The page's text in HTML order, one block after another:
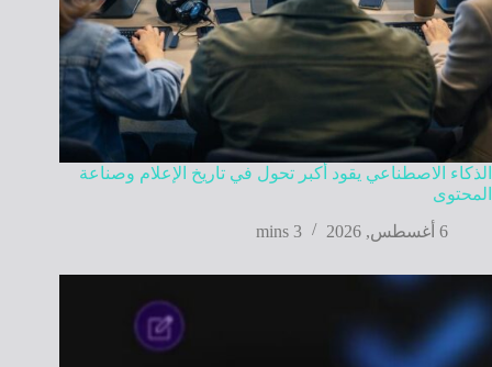
الذكاء الاصطناعي يقود أكبر تحول في تاريخ الإعلام وصناعة
المحتوى
6 أغسطس, 2026
3 mins